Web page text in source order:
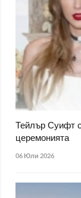
Тейлър Суифт
церемонията
06 Юли 2026